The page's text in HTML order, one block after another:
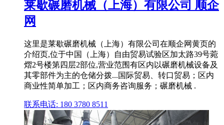
莱歇碾磨机械（上海）有限公司 顺企
网
这里是莱歇碾磨机械（上海）有限公司在顺企网黄页的
介绍页,位于中国（上海）自由贸易试验区加太路39号菀
熠2号楼第四层2部位,营业范围有区内以碾磨机械设备及
其零部件为主的仓储分拨...国际贸易、转口贸易；区内
商业性简单加工；区内商务咨询服务；碾磨机械 .
联系电话: 180 3780 8511